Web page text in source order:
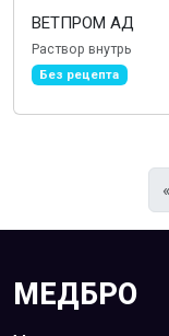
ВЕТПРОМ АД
Раствор внутрь
Без рецепта
МЕДБРО